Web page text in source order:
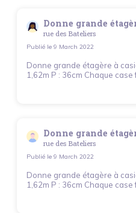
Donne grande
rue des Bateliers
Publié le 9 March 2022
Donne grande étagère à
1,62m P : 36cm Chaque case
Donne grande
rue des Bateliers
Publié le 9 March 2022
Donne grande étagère à
1,62m P : 36cm Chaque case